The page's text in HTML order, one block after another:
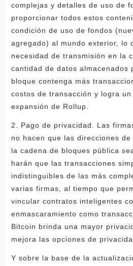
complejas y detalles de uso de
proporcionar todos estos
condición de uso de fondos
agregado) al mundo exterior, lo
necesidad de transmisión en la
cantidad de datos almacenados
bloque contenga más
costos de transacción y logra
expansión de Rollup.
2. Pago de privacidad. Las
no hacen que las direcciones
la cadena de bloques pública
harán que las transacciones
indistinguibles de las más
varias firmas, al tiempo que
vincular contratos inteligentes
enmascaramiento como
Bitcoin brinda una mayor
mejora las opciones de
Y sobre la base de la